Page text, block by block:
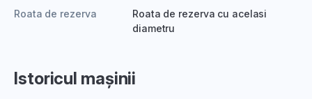
Roata de rezerva
Roata de rezerva cu acelasi
diametru
Istoricul mașinii